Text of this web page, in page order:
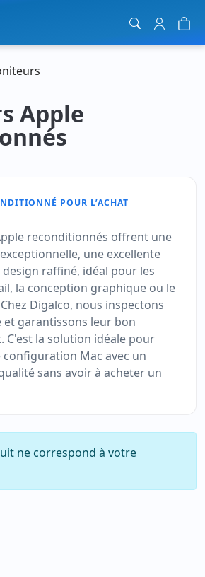
Apple
POUR L’ACHAT
reconditionnés offrent une
une excellente
raffiné, idéal pour les
la conception graphique ou le
Digalco, nous inspectons
et garantissons leur bon
C'est la solution idéale pour
Mac avec un
sans avoir à acheter un
ne correspond à votre